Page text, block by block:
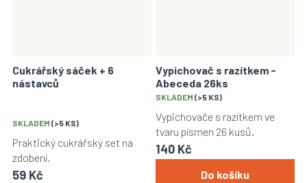
Cukrářský sáček + 6
nástavců
SKLADEM (>5 KS)
59 Kč
Praktický cukrářský set na
zdobení.
Vypichovač s razítkem -
Abeceda 26ks
Průměrné
hodnocení
produktu
je
5,0
z
SKLADEM (>5 KS)
140 Kč
Do košíku
Vypichovače s razítkem ve
tvaru písmen 26 kusů.